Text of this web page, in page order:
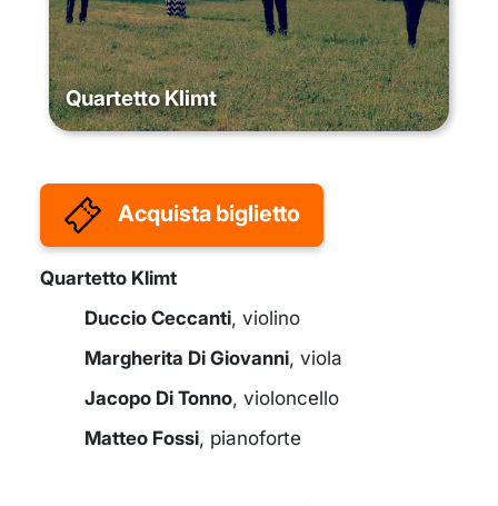
Quartetto Klimt
Acquista biglietto
Quartetto Klimt
Duccio Ceccanti, violino
Margherita Di Giovanni, viola
Jacopo Di Tonno, violoncello
Matteo Fossi, pianoforte